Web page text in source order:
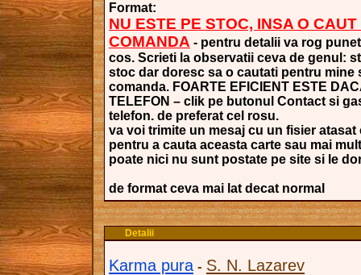
Format:
NU ESTE PE STOC, INSA O
COMANDA - pentru detalii va rog
cos. Scrieti la observatii ceva de genul:
stoc dar doresc sa o cautati pentru mine
comanda. FOARTE EFICIENT ESTE
TELEFON – clik pe butonul Contact si
telefon. de preferat cel rosu.
va voi trimite un mesaj cu un fisier
pentru a cauta aceasta carte sau mai
poate nici nu sunt postate pe site si le
de format ceva mai lat decat normal
Detalii
Karma pura- S. N. Lazarev